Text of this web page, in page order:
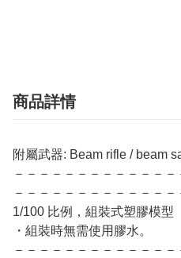
商品詳情
附屬武器: Beam rifle / beam
－－－－－－－－－－－－
－－－－－－－－－－－－－
1/100 比例，組裝式塑膠模型
・組裝時無需使用膠水。
－－－－－－－－－－－－